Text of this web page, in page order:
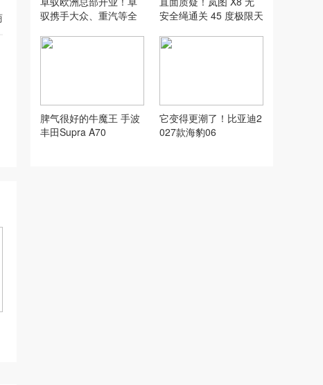
驭携手大众、重汽等全
安全绳通关 45 度极限天
脾气很好的牛魔王 手波
丰田Supra A70
它变得更潮了！比亚迪2
027款海豹06